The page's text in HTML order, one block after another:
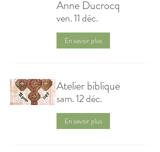
Anne Ducrocq
ven. 11 déc.
En savoir plus
Atelier biblique
sam. 12 déc.
En savoir plus